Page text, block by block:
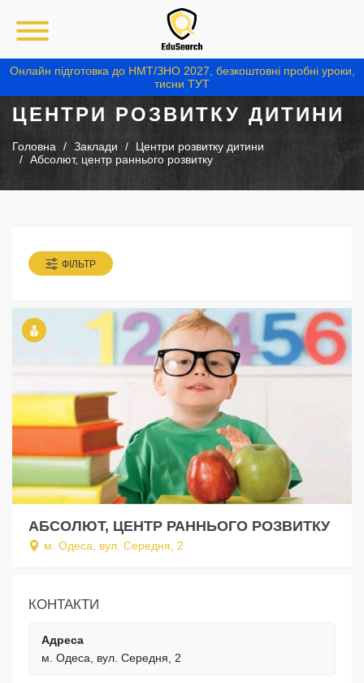
Онлайн підготовка до НМТ/ЗНО 2027, безкоштовні пробні уроки,
тисни ТУТ
ЦЕНТРИ РОЗВИТКУ ДИТИНИ
Головна Заклади
Центри розвитку дитини
Абсолют, центр раннього розвитку
ФІЛЬТР
АБСОЛЮТ, ЦЕНТР РАННЬОГО РОЗВИТКУ
м. Одеса, вул. Середня, 2
КОНТАКТИ
Адреса
м. Одеса, вул. Середня, 2